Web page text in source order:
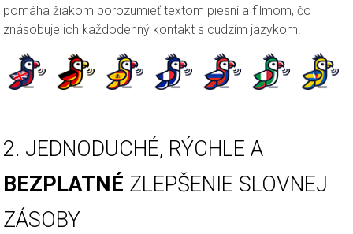
Čo je to papagáj?
Moje skupiny
pomáha žiakom porozumieť textom piesní a filmom, čo
znásobuje ich každodenný kontakt s cudzím jazykom.
2. JEDNODUCHÉ, RÝCHLE A
BEZPLATNÉ ZLEPŠENIE SLOVNEJ
ZÁSOBY